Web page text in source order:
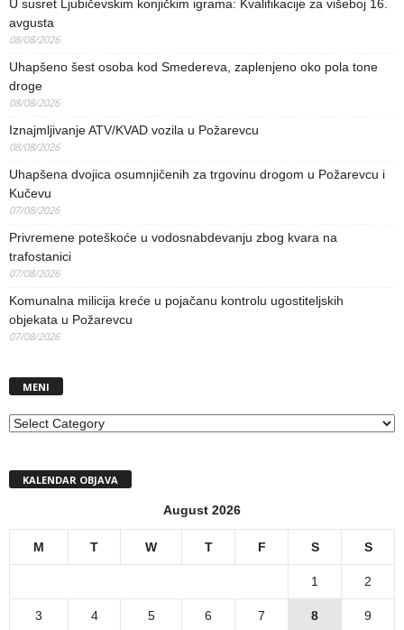
U susret Ljubičevskim konjičkim igrama: Kvalifikacije za višeboj 16.
avgusta
08/08/2026
Uhapšeno šest osoba kod Smedereva, zaplenjeno oko pola tone
droge
08/08/2026
Iznajmljivanje ATV/KVAD vozila u Požarevcu
08/08/2026
Uhapšena dvojica osumnjičenih za trgovinu drogom u Požarevcu i
Kučevu
07/08/2026
Privremene poteškoće u vodosnabdevanju zbog kvara na
trafostanici
07/08/2026
Komunalna milicija kreće u pojačanu kontrolu ugostiteljskih
objekata u Požarevcu
07/08/2026
MENI
MENI
KALENDAR OBJAVA
August 2026
M T W T F S S
1 2
3 4 5 6 7 8 9